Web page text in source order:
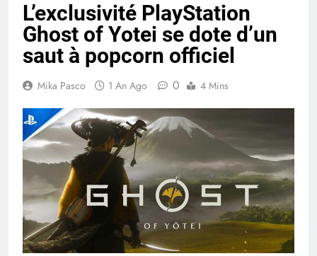
L’exclusivité PlayStation
Ghost of Yotei se dote d’un
saut à popcorn officiel
Mika Pasco 1 An Ago 0 4 Mins